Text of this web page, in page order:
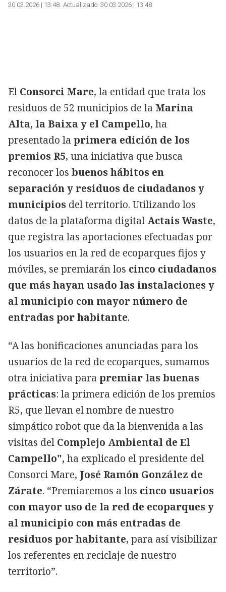
30.03.2026 | 13:48 Actualizado: 30.03.2026 | 13:48
El Consorci Mare, la entidad que trata los
residuos de 52 municipios de la Marina
Alta, la Baixa y el Campello, ha
presentado la primera edición de los
premios R5, una iniciativa que busca
reconocer los buenos hábitos en
separación y residuos de ciudadanos y
municipios del territorio. Utilizando los
datos de la plataforma digital Actais Waste,
que registra las aportaciones efectuadas por
los usuarios en la red de ecoparques fijos y
móviles, se premiarán los cinco ciudadanos
que más hayan usado las instalaciones y
al municipio con mayor número de
entradas por habitante.
“A las bonificaciones anunciadas para los
usuarios de la red de ecoparques, sumamos
otra iniciativa para premiar las buenas
prácticas: la primera edición de los premios
R5, que llevan el nombre de nuestro
simpático robot que da la bienvenida a las
visitas del Complejo Ambiental de El
Campello", ha explicado el presidente del
Consorci Mare, José Ramón González de
Zárate. “Premiaremos a los cinco usuarios
con mayor uso de la red de ecoparques y
al municipio con más entradas de
residuos por habitante, para así visibilizar
los referentes en reciclaje de nuestro
territorio”.